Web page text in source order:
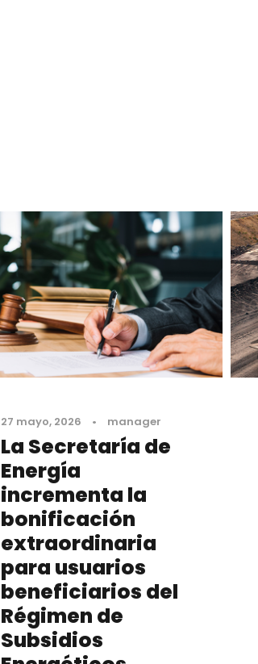
27 mayo, 2026 • manager
La Secretaría de
Energía
incrementa la
bonificación
extraordinaria
para usuarios
beneficiarios del
Régimen de
Subsidios